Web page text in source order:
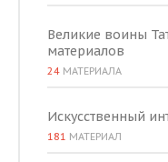
Великие воины
материалов
24 МАТЕРИАЛА
Искусственный
181 МАТЕРИАЛ